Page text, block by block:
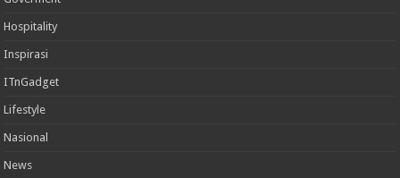
Hospitality
Inspirasi
ITnGadget
Lifestyle
Nasional
News